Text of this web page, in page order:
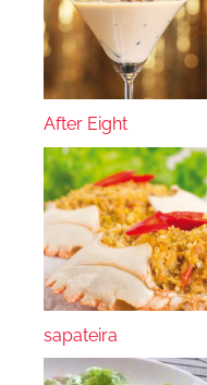
After Eight
sapateira